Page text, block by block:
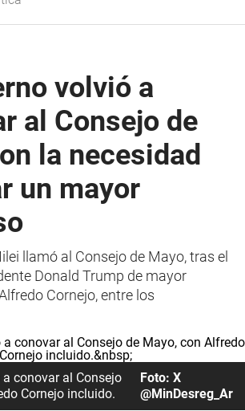
volvió a
al Consejo de
la necesidad
un mayor
llamó al Consejo de Mayo, tras el
Donald Trump de mayor
Cornejo, entre los
conovar al Consejo
Cornejo incluido.
Foto: X
@MinDesreg_Ar